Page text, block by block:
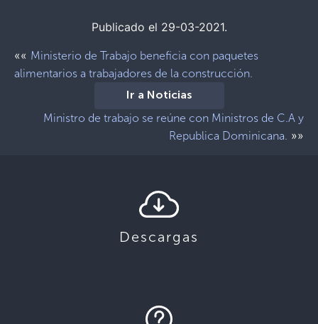
Publicado el 29-03-2021.
«« Ministerio de Trabajo beneficia con paquetes
alimentarios a trabajadores de la construcción.
Ir a Noticias
Ministro de trabajo se reúne con Ministros de C.A y
Republica Dominicana. »»
Descargas